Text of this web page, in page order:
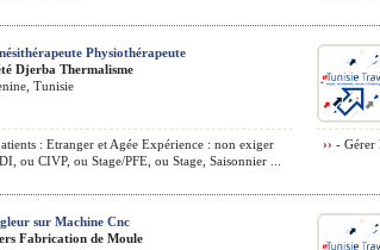
Physiothérapeute
Djerba Thermalisme
Tunisie
: Etranger et Agée Expérience : non exiger
ou CIVP, ou Stage/PFE, ou Stage, Saisonnier ...
›› - Gérer
sur Machine Cnc
Fabrication de Moule